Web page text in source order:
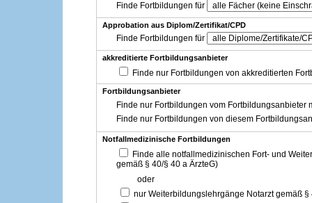
Finde Fortbildungen für
Approbation aus Diplom/Zertifikat/CPD
Finde Fortbildungen für
akkreditierte Fortbildungsanbieter
Finde nur Fortbildungen von akkreditierten
Fortbildungsanbieter
Finde nur Fortbildungen vom Fortbildungsanbieter
Finde nur Fortbildungen von diesem
Notfallmedizinische Fortbildungen
Finde alle notfallmedizinischen Fort- und
gemäß § 40/§ 40 a ÄrzteG)
oder
nur Weiterbildungslehrgänge Notarzt gemäß §